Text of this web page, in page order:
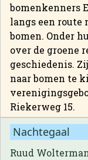
bomenkenners
langs een route
bomen. Onder
over de groene
geschiedenis.
naar bomen te
Riekerweg 15.
Nachtegaal
Ruud